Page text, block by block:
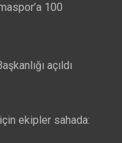
100
açıldı
ekipler sahada: